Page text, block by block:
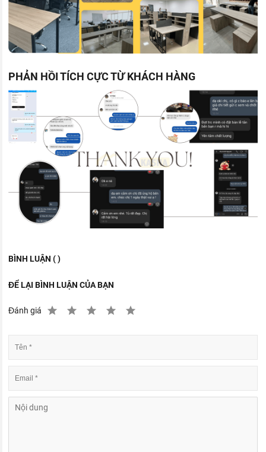
PHẢN HỒI TÍCH CỰC TỪ KHÁCH HÀNG
BÌNH LUẬN ( )
ĐỂ LẠI BÌNH LUẬN CỦA BẠN
Đánh giá